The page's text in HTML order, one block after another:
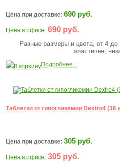
Цена при доставке: 690 руб.
Цена в офисе: 690 руб.
Разные размеры и цвета, от 4 до
эластичен,
В корзинуПодробнее...
Таблетки от гипогликемии Dextro4
Цена при доставке: 305 руб.
Цена в офисе: 305 руб.